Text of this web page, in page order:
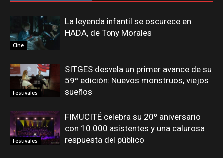
Cine
La leyenda infantil se oscurece en
HADA, de Tony Morales
Festivales
SITGES desvela un primer avance de su
59ª edición: Nuevos monstruos, viejos
sueños
Festivales
FIMUCITÉ celebra su 20º aniversario
con 10.000 asistentes y una calurosa
respuesta del público